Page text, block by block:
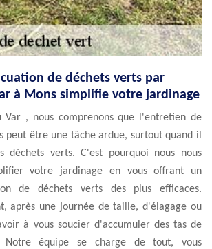
de déchets verts par
à Mons simplifie votre jardinage
Var , nous comprenons que l'entretien de
peut être une tâche ardue, surtout quand il
déchets verts. C'est pourquoi nous nous
votre jardinage en vous offrant un
de déchets verts des plus efficaces.
après une journée de taille, d'élagage ou
à vous soucier d'accumuler des tas de
Notre équipe se charge de tout, vous